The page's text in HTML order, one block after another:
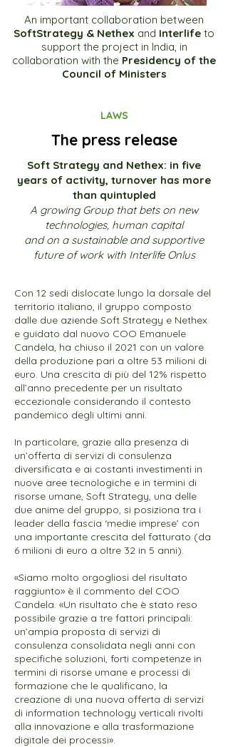
An important collaboration between
SoftStrategy & Nethex and Interlife to
support the project in India, in
collaboration with the Presidency of the
Council of Ministers
LAWS
The press release
Soft Strategy and Nethex: in five
years of activity, turnover has more
than quintupled
A growing Group that bets on new
technologies, human capital
and on a sustainable and supportive
future of work with Interlife Onlus
Con 12 sedi dislocate lungo la dorsale del
territorio italiano, il gruppo composto
dalle due aziende Soft Strategy e Nethex
e guidato dal nuovo COO Emanuele
Candela, ha chiuso il 2021 con un valore
della produzione pari a oltre 53 milioni di
euro. Una crescita di più del 12% rispetto
all’anno precedente per un risultato
eccezionale considerando il contesto
pandemico degli ultimi anni.
In particolare, grazie alla presenza di
un’offerta di servizi di consulenza
diversificata e ai costanti investimenti in
nuove aree tecnologiche e in termini di
risorse umane, Soft Strategy, una delle
due anime del gruppo, si posiziona tra i
leader della fascia ‘medie imprese’ con
una importante crescita del fatturato (da
6 milioni di euro a oltre 32 in 5 anni).
«Siamo molto orgogliosi del risultato
raggiunto» è il commento del COO
Candela. «Un risultato che è stato reso
possibile grazie a tre fattori principali:
un’ampia proposta di servizi di
consulenza consolidata negli anni con
specifiche soluzioni, forti competenze in
termini di risorse umane e processi di
formazione che le qualificano, la
creazione di una nuova offerta di servizi
di information technology verticali rivolti
alla innovazione e alla trasformazione
digitale dei processi».